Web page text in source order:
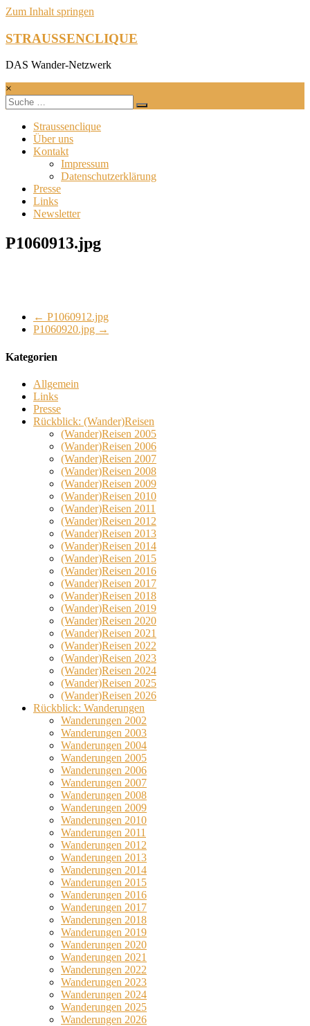
Zum Inhalt springen
STRAUSSENCLIQUE
DAS Wander-Netzwerk
×
Straussenclique
Über uns
Kontakt
Impressum
Datenschutzerklärung
Presse
Links
Newsletter
P1060913.jpg
← P1060912.jpg
P1060920.jpg →
Kategorien
Allgemein
Links
Presse
Rückblick: (Wander)Reisen
(Wander)Reisen 2005
(Wander)Reisen 2006
(Wander)Reisen 2007
(Wander)Reisen 2008
(Wander)Reisen 2009
(Wander)Reisen 2010
(Wander)Reisen 2011
(Wander)Reisen 2012
(Wander)Reisen 2013
(Wander)Reisen 2014
(Wander)Reisen 2015
(Wander)Reisen 2016
(Wander)Reisen 2017
(Wander)Reisen 2018
(Wander)Reisen 2019
(Wander)Reisen 2020
(Wander)Reisen 2021
(Wander)Reisen 2022
(Wander)Reisen 2023
(Wander)Reisen 2024
(Wander)Reisen 2025
(Wander)Reisen 2026
Rückblick: Wanderungen
Wanderungen 2002
Wanderungen 2003
Wanderungen 2004
Wanderungen 2005
Wanderungen 2006
Wanderungen 2007
Wanderungen 2008
Wanderungen 2009
Wanderungen 2010
Wanderungen 2011
Wanderungen 2012
Wanderungen 2013
Wanderungen 2014
Wanderungen 2015
Wanderungen 2016
Wanderungen 2017
Wanderungen 2018
Wanderungen 2019
Wanderungen 2020
Wanderungen 2021
Wanderungen 2022
Wanderungen 2023
Wanderungen 2024
Wanderungen 2025
Wanderungen 2026